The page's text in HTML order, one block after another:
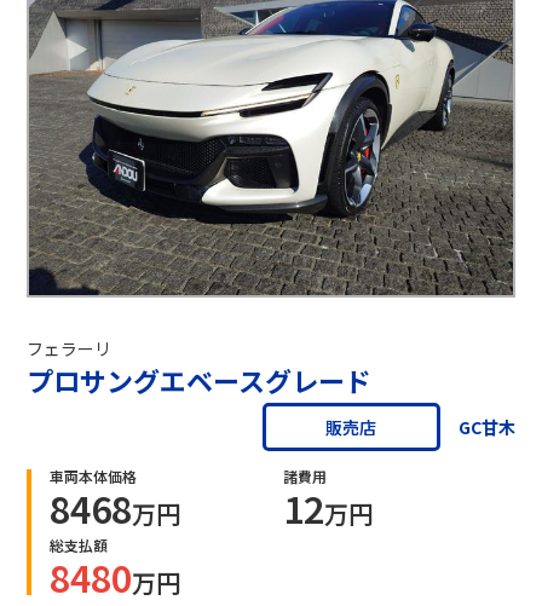
フェラーリ
プロサングエベースグレード
販売店 GC甘木
車両本体価格
8468万円
諸費用
12万円
総支払額
8480万円